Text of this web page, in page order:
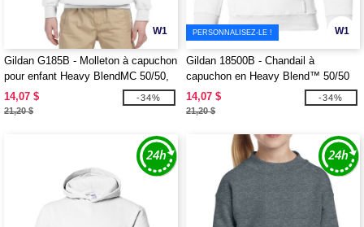
W1
Gildan G185B - Molleton à capuchon
pour enfant Heavy BlendMC 50/50,
13,3 oz de MD
14,07 $
21,20 $
-34%
W1
PERSONNALISEZ-LE !
Gildan 18500B - Chandail à
capuchon en Heavy Blend™ 50/50
14,07 $
21,20 $
-34%